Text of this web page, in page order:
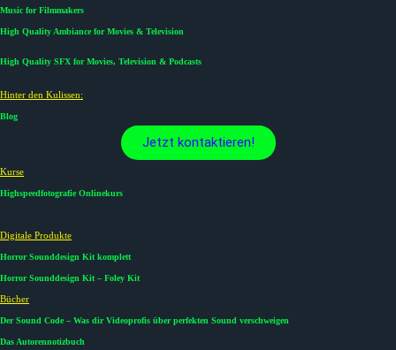
Music for Filmmakers
High Quality Ambiance for Movies & Television
High Quality SFX for Movies, Television & Podcasts
Hinter den Kulissen:
Blog
Jetzt kontaktieren!
Kurse​
Highspeedfotografie Onlinekurs
Digitale Produkte​
Horror Sounddesign Kit komplett
Horror Sounddesign Kit – Foley Kit
Bücher
Der Sound Code – Was dir Videoprofis über perfekten Sound verschweigen
Das Autorennotizbuch